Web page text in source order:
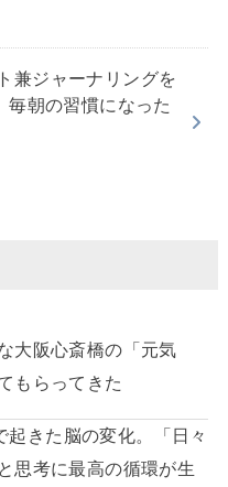
兼ジャーナリングを
毎朝の習慣になった
大阪心斎橋の「元気
もらってきた
起きた脳の変化。「日々
思考に最高の循環が生